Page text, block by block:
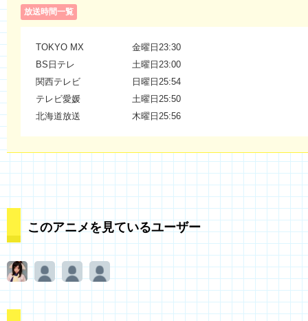
放送時間一覧
TOKYO MX
金曜日23:30
BS日テレ
土曜日23:00
関西テレビ
日曜日25:54
テレビ愛媛
土曜日25:50
北海道放送
木曜日25:56
このアニメを見ているユーザー